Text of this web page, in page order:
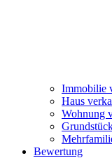
Immobilie
Haus
Wohnung
Bewertung